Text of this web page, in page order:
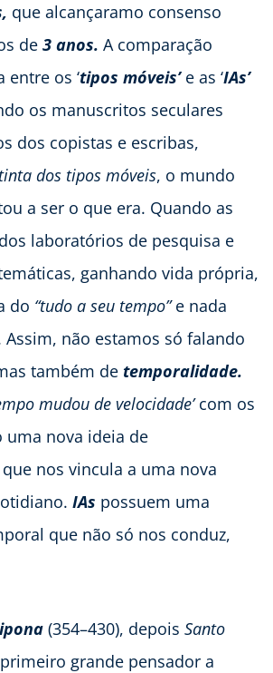
que alcançaramo consenso
de 3 anos. A comparação
os ‘tipos móveis’e as ‘IAs’
os manuscritos seculares
dos copistas e escribas,
tinta dos tipos móveis, o mundo
a ser o que era. Quando as
laboratórios de pesquisa e
ganhando vida própria,
do “tudo a seu tempo”e nada
Assim, não estamos só falando
também de temporalidade.
mudou de velocidade’com os
uma nova ideia de
nos vincula a uma nova
IAs possuem uma
que não só nos conduz,
(354–430), depois Santo
grande pensador a